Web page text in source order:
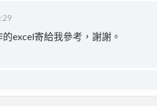
excel寄給我參考，謝謝。